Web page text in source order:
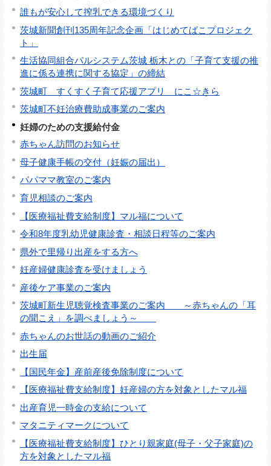
誰もが安心して搾乳できる環境づくり
茨城新聞創刊135周年記念企画「はじめてばこプロジェク
ト」
生活協同組合パルシステム茨城 栃木との「子育て支援の推
進に係る連携に関する協定」の締結
茨城町 すくすく子育て応援アプリ にこ☆きら
茨城町不妊治療費助成事業のご案内
妊婦のための支援給付金
赤ちゃん訪問のお知らせ
母子健康手帳の交付（妊娠の届出）
パパママ教室のご案内
育児相談のご案内
【医療福祉費支給制度】マル福について
令和8年度乳幼児健康診査・相談日程等のご案内
県外で里帰り出産をする方へ
妊産婦健康診査を受けましょう
産後ケア事業のご案内
茨城町新生児聴覚検査事業のご案内 ～赤ちゃんの「耳
の聞こえ」を調べましょう～
赤ちゃんのお世話の動画のご紹介
出生届
【国民年金】産前産後免除制度について
【医療福祉費支給制度】妊産婦の方を対象としたマル福
出産育児一時金の支給について
マタニティマークについて
【医療福祉費支給制度】ひとり親家庭(母子・父子家庭)の
方を対象としたマル福